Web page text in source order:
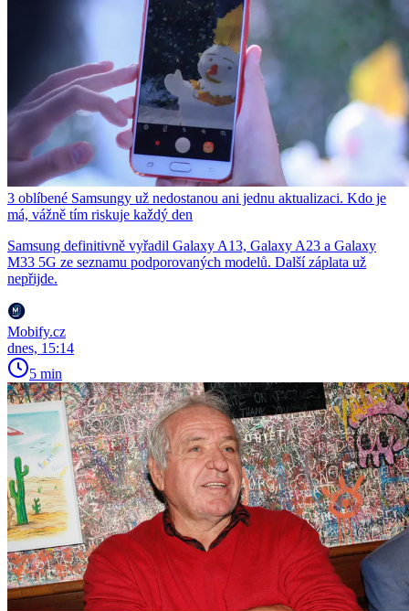
3 oblíbené Samsungy už nedostanou ani jednu aktualizaci. Kdo je
má, vážně tím riskuje každý den
Samsung definitivně vyřadil Galaxy A13, Galaxy A23 a Galaxy
M33 5G ze seznamu podporovaných modelů. Další záplata už
nepřijde.
Mobify.cz
dnes, 15:14
5 min